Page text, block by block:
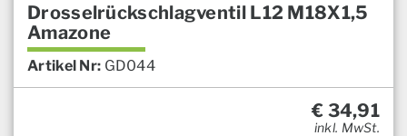
Drosselrückschlagventil L12 M18X1,5
Amazone
Artikel Nr: GD044
€ 34,91
inkl. MwSt.